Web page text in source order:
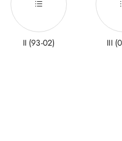
II (93-02) III